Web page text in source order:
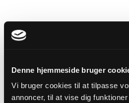
Denne hjemmeside bruger
Vi bruger cookies til at tilpasse
annoncer, til at vise dig
2. Hvad er den vigtigste
biskop over Aarhus Stift?
storpolitikken. Der er så
magt over.